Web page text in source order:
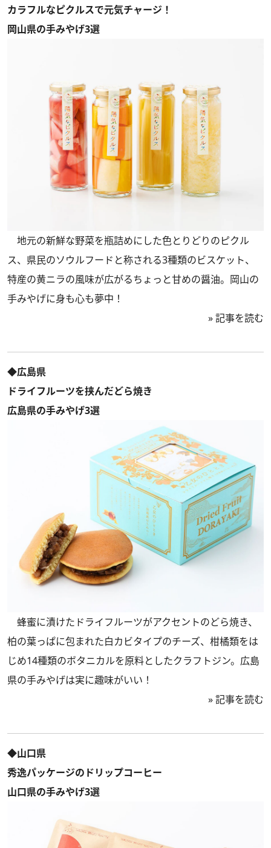
カラフルなピクルスで元気チャージ！
岡山県の手みやげ3選
地元の新鮮な野菜を瓶詰めにした色とりどりのピクル
ス、県民のソウルフードと称される3種類のビスケット、
特産の黄ニラの風味が広がるちょっと甘めの醤油。岡山の
手みやげに身も心も夢中！
»記事を読む
◆広島県
ドライフルーツを挟んだどら焼き
広島県の手みやげ3選
蜂蜜に漬けたドライフルーツがアクセントのどら焼き、
柏の葉っぱに包まれた白カビタイプのチーズ、柑橘類をは
じめ14種類のボタニカルを原料としたクラフトジン。広島
県の手みやげは実に趣味がいい！
»記事を読む
◆山口県
秀逸パッケージのドリップコーヒー
山口県の手みやげ3選